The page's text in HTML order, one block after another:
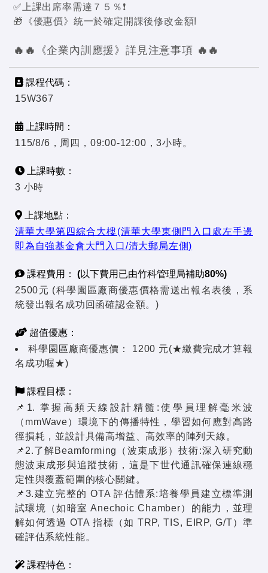
✅上課出席率需達７５％❗
🎁《優惠價》統一於確定開課後修改金額!
🔥🔥《企業內訓應援》詳見注意事項 🔥🔥
課程代碼：
15W367
上課時間：
115/8/6，周四，09:00-12:00，3小時。
上課時數：
3 小時
上課地點：
清華大學第四綜合大樓(清華大學東側門入口處左手邊
即為自強基金會大門入口/清大郵局左側)
課程費用： (以下費用已由竹科管理局補助80%)
2500元 (科學園區廠商優惠價格需送出報名表後，系
統發出報名成功回函確認金額。)
超值優惠：
科學園區廠商優惠價：
1200 元(★繳費完成才算報
名成功喔★)
課程目標：
📌1. 掌握高頻天線設計精髓:使學員理解毫米波
（mmWave）環境下的傳播特性，學習如何應對高路
徑損耗，並設計具備高增益、高效率的陣列天線。
📌2.了解Beamforming（波束成形）技術:深入研究動
態波束成形與追蹤技術，這是下世代通訊確保連線穩
定性與覆蓋範圍的核心關鍵。
📌3.建立完整的 OTA 評估體系:培養學員建立標準測
試環境（如暗室 Anechoic Chamber）的能力，並理
解如何透過 OTA 指標（如 TRP, TIS, EIRP, G/T）準
確評估系統性能。
課程特色：